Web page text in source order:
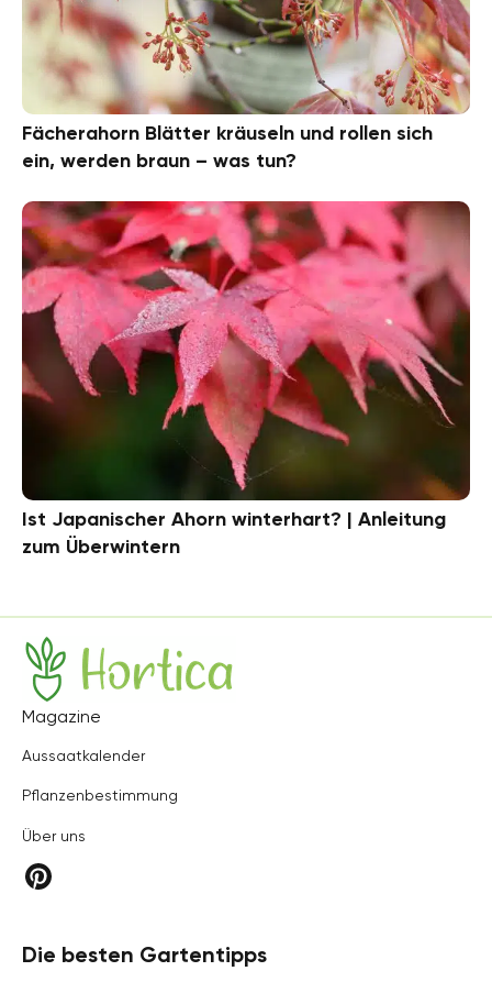
Fächerahorn Blätter kräuseln und rollen sich
ein, werden braun – was tun?
Ist Japanischer Ahorn winterhart? | Anleitung
zum Überwintern
Hortica
Magazine
Aussaatkalender
Pflanzenbestimmung
Über uns
Die besten Gartentipps